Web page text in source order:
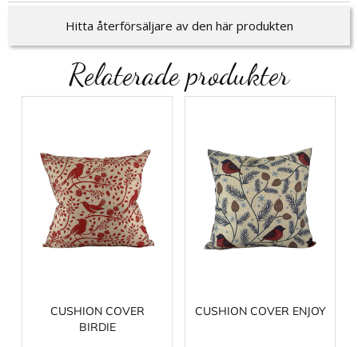
Hitta återförsäljare av den här produkten
Relaterade produkter
CUSHION COVER
BIRDIE
CUSHION COVER ENJOY